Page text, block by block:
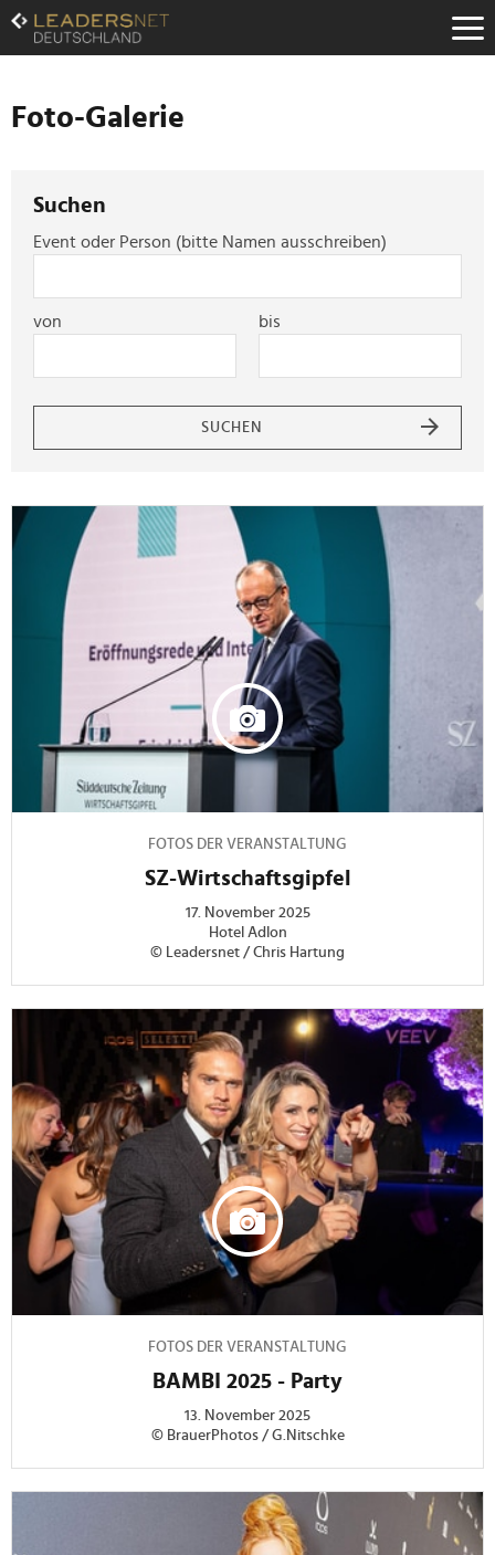
Zum
Inhalt
Zur
Navigation
ZurFoto-Galerie
Suchen
Event oder Person (bitte Namen ausschreiben)
von bis
SUCHEN
FOTOS DER VERANSTALTUNG
SZ-Wirtschaftsgipfel
17. November 2025
Hotel Adlon
© Leadersnet / Chris Hartung
FOTOS DER VERANSTALTUNG
BAMBI 2025 - Party
13. November 2025
© BrauerPhotos / G.Nitschke